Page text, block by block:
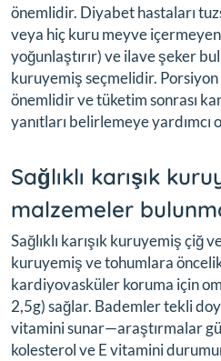
önemlidir. Diyabet hastaları
veya hiç kuru meyve
yoğunlaştırır) ve ilave şeker
kuruyemiş seçmelidir.
önemlidir ve tüketim sonrası
yanıtları belirlemeye yardımcı
Sağlıklı karışık
malzemeler
Sağlıklı karışık kuruyemiş çiğ
kuruyemiş ve tohumlara
kardiyovasküler koruma için
2,5g) sağlar. Bademler tekli
vitamini sunar—araştırmalar
kolesterol ve E vitamini